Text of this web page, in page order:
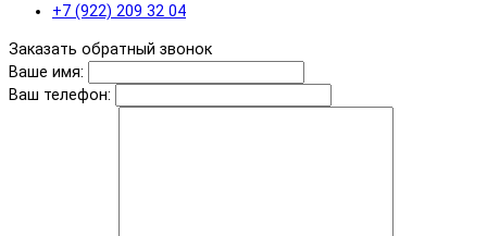
+7 (922) 209 32 04
Заказать обратный звонок
Ваше имя:
Ваш телефон: